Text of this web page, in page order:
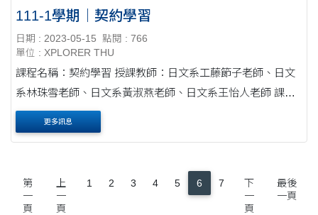
111-1學期｜契約學習
日期 : 2023-05-15
點閱 : 766
單位 : XPLORER THU
課程名稱：契約學習 授課教師：日文系工藤節子老師、日文
系林珠雪老師、日文系黃淑燕老師、日文系王怡人老師 課程
搭配素養計畫執行學期：111-1學期 ＂看到教育的新方向，
每位同學所適用的學....
更多訊息
第
一
頁
上
一
頁
1 2 3 4 5 6 7
下
一
頁
最後
一頁